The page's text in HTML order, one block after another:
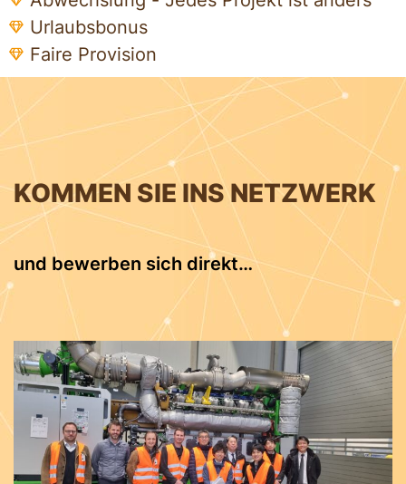
Urlaubsbonus
Faire Provision
KOMMEN SIE INS NETZWERK
und bewerben sich direkt…